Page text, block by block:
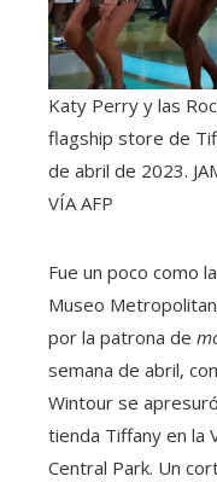
Katy Perry y las
flagship store de
de abril de 2023.
VÍA AFP
Fue un poco como
Museo
por la patrona de
semana de abril,
Wintour se
tienda Tiffany en la
Central Park. Un